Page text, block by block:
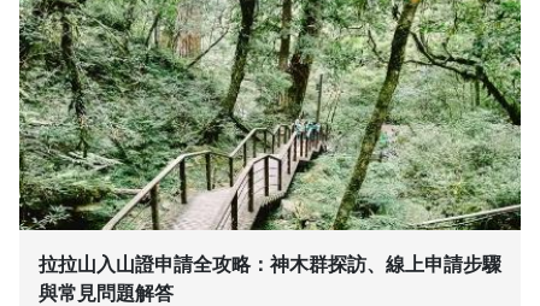
拉拉山入山證申請全攻略：神木群探訪、線上申請步驟
與常見問題解答